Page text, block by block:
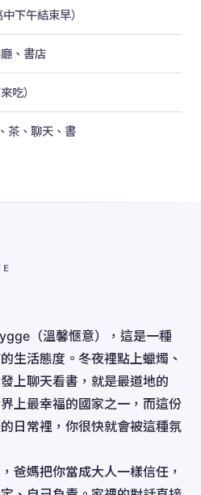
下午結束早）
、書店
吃）
茶、聊天、書
（溫馨愜意），這是一種
生活態度。冬夜裡點上蠟燭、
上聊天看書，就是最道地的
上最幸福的國家之一，而這份
日常裡，你很快就會被這種氛
爸媽把你當成大人一樣信任，